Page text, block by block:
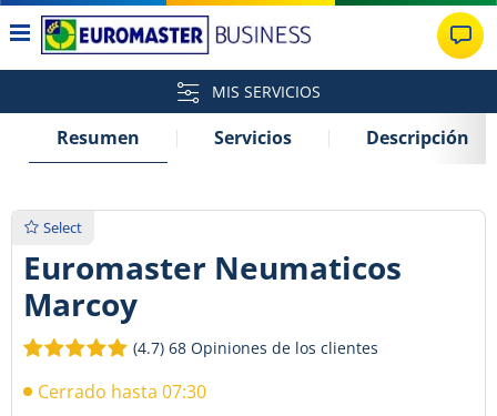
MIS SERVICIOS
Resumen Servicios Descripción
Select
Euromaster Neumaticos
Marcoy
(4.7) 68 Opiniones de los clientes
Cerrado hasta 07:30